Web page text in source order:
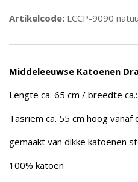
Artikelcode: LCCP-9090
Middeleeuwse Katoenen
Lengte ca. 65 cm / breedte
Tasriem ca. 55 cm hoog vanaf
gemaakt van dikke katoenen
100% katoen